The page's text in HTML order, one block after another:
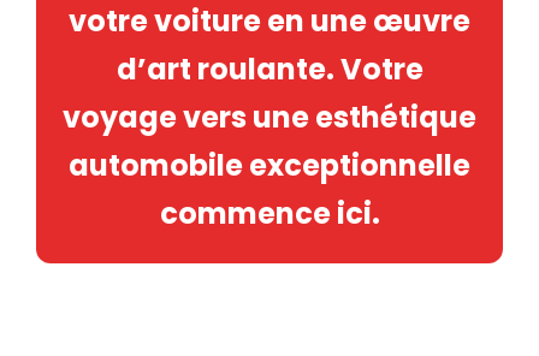
votre voiture en une œuvre
d’art roulante. Votre
voyage vers une esthétique
automobile exceptionnelle
commence ici.